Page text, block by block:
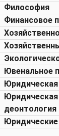
Философия
Финансовое
Ювенальное
Юридическая
Юридическая
деонтология